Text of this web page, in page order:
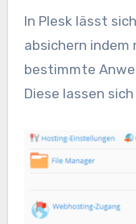
In Plesk lässt sich jede Website individuell
absichern indem
bestimmte
Diese lassen